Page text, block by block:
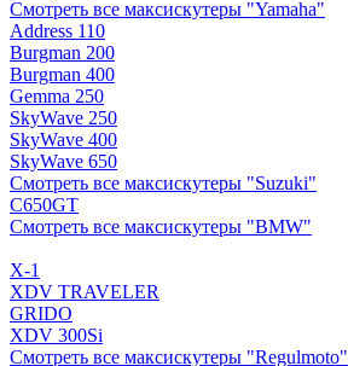
Смотреть все максискутеры "Yamaha"
Address 110
Burgman 200
Burgman 400
Gemma 250
SkyWave 250
SkyWave 400
SkyWave 650
Смотреть все максискутеры "Suzuki"
C650GT
Смотреть все максискутеры "BMW"
X-1
XDV TRAVELER
GRIDO
XDV 300Si
Смотреть все максискутеры "Regulmoto"